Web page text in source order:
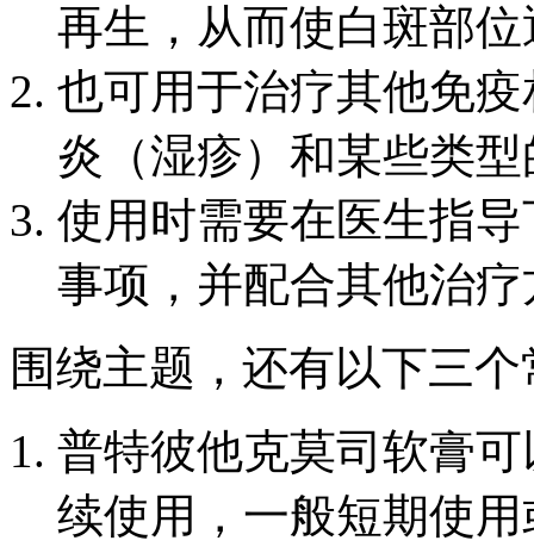
再生，从而使白斑部
也可用于治疗其他免
炎（湿疹）和某些类
使用时需要在医生指
事项，并配合其他治
围绕主题，还有以下三
普特彼他克莫司软膏
续使用，一般短期使